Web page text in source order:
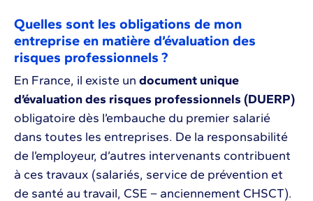
Quelles sont les obligations de mon
entreprise en matière d’évaluation des
risques professionnels ?
En France, il existe un document unique
d’évaluation des risques professionnels (DUERP)
obligatoire dès l’embauche du premier salarié
dans toutes les entreprises. De la responsabilité
de l’employeur, d’autres intervenants contribuent
à ces travaux (salariés, service de prévention et
de santé au travail, CSE – anciennement CHSCT).